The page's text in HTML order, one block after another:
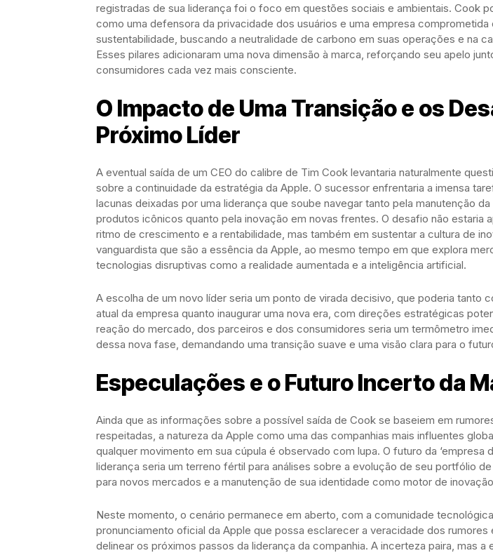
registradas de sua liderança foi o foco em questões sociais e ambientais. Cook
como uma defensora da privacidade dos usuários e uma empresa comprometida
sustentabilidade, buscando a neutralidade de carbono em suas operações e na
Esses pilares adicionaram uma nova dimensão à marca, reforçando seu apelo
consumidores cada vez mais consciente.
O Impacto de Uma Transição e os
Próximo Líder
A eventual saída de um CEO do calibre de Tim Cook levantaria naturalmente
sobre a continuidade da estratégia da Apple. O sucessor enfrentaria a imensa
lacunas deixadas por uma liderança que soube navegar tanto pela manutenção
produtos icônicos quanto pela inovação em novas frentes. O desafio não estaria
ritmo de crescimento e a rentabilidade, mas também em sustentar a cultura de
vanguardista que são a essência da Apple, ao mesmo tempo em que explora
tecnologias disruptivas como a realidade aumentada e a inteligência artificial.
A escolha de um novo líder seria um ponto de virada decisivo, que poderia tanto
atual da empresa quanto inaugurar uma nova era, com direções estratégicas
reação do mercado, dos parceiros e dos consumidores seria um termômetro
dessa nova fase, demandando uma transição suave e uma visão clara para o
Especulações e o Futuro Incerto da
Ainda que as informações sobre a possível saída de Cook se baseiem em
respeitadas, a natureza da Apple como uma das companhias mais influentes
qualquer movimento em sua cúpula é observado com lupa. O futuro da ‘empresa
liderança seria um terreno fértil para análises sobre a evolução de seu portfólio
para novos mercados e a manutenção de sua identidade como motor de
Neste momento, o cenário permanece em aberto, com a comunidade
pronunciamento oficial da Apple que possa esclarecer a veracidade dos rumores
delinear os próximos passos da liderança da companhia. A incerteza paira, mas a